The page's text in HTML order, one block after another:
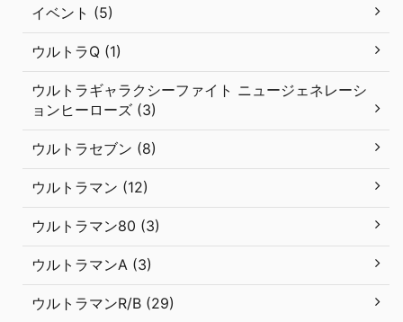
イベント (5)
ウルトラQ (1)
ウルトラギャラクシーファイト ニュージェネレーシ
ョンヒーローズ (3)
ウルトラセブン (8)
ウルトラマン (12)
ウルトラマン80 (3)
ウルトラマンA (3)
ウルトラマンR/B (29)